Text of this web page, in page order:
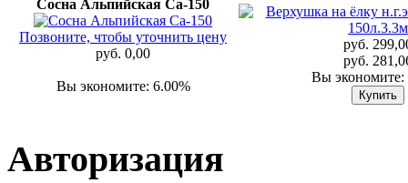
Сосна Альпийская Са-150
Позвоните, чтобы уточнить цену
руб. 0,00
Вы экономите: 6.00%
руб.
руб.
Вы экономите:
Авторизация